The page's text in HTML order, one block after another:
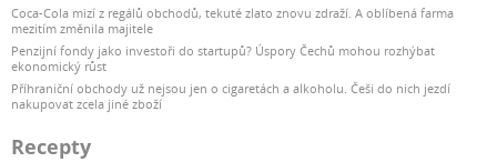
Coca-Cola mizí z regálů obchodů, tekuté zlato znovu zdraží. A oblíbená farma
mezitím změnila majitele
Penzijní fondy jako investoři do startupů? Úspory Čechů mohou rozhýbat
ekonomický růst
Příhraniční obchody už nejsou jen o cigaretách a alkoholu. Češi do nich jezdí
nakupovat zcela jiné zboží
Recepty